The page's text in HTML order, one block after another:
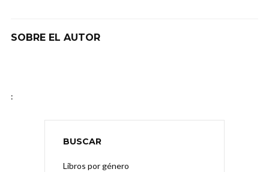
SOBRE EL AUTOR
:
BUSCAR
Libros por género